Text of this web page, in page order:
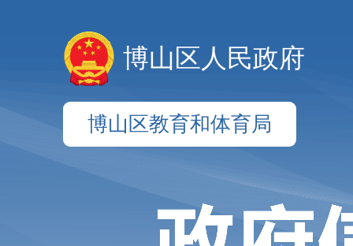
博山区人民政府
博山区教育和体育局